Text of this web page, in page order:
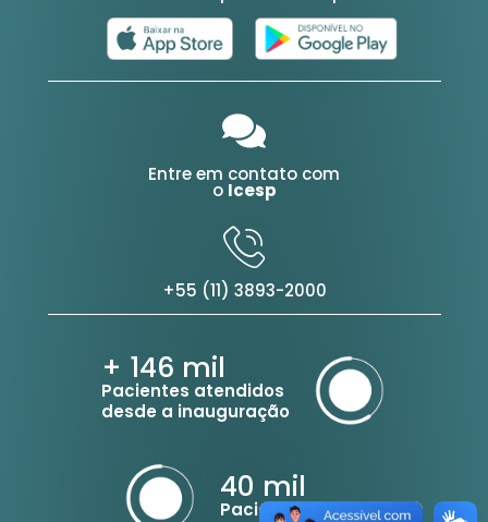
Entre em contato com
o Icesp
+55 (11) 3893-2000
+ 146 mil
Pacientes atendidos
desde a inauguração
40 mil
Pacientes ativos